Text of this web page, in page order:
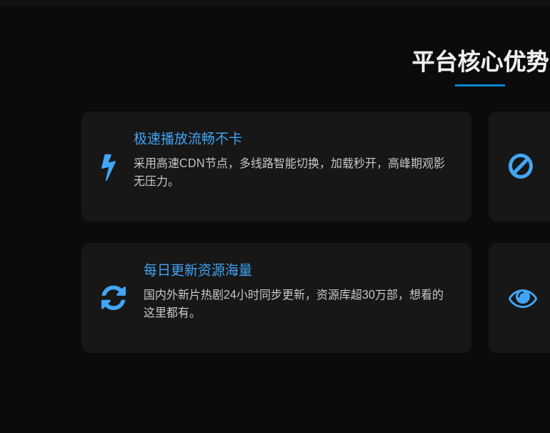
平台核心优势
极速播放流畅不卡
采用高速CDN节点，多线路智能切换，加载秒开，高峰期观影
无压力。
每日更新资源海量
国内外新片热剧24小时同步更新，资源库超30万部，想看的
这里都有。